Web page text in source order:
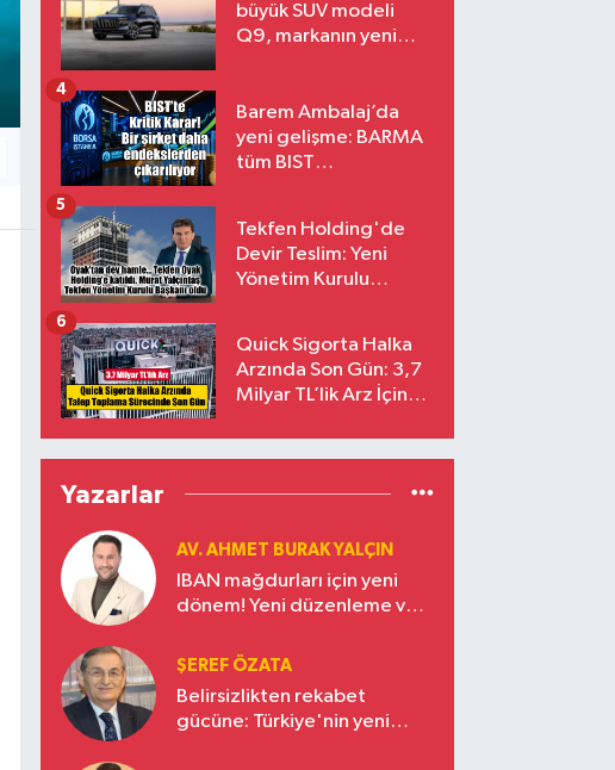
büyük SUV modeli
Q9, markanın yeni
Barem Ambalaj’da
yeni gelişme: BARMA
tüm BIST
4
Tekfen Holding'de
Devir Teslim: Yeni
Yönetim Kurulu
5
Quick Sigorta Halka
Arzında Son Gün: 3,7
Milyar TL’lik Arz İçin
Eriyor
6
Yazarlar
AV. AHMET BURAK YALÇIN
IBAN mağdurları için yeni
dönem! Yeni düzenleme ve
ŞEREF ÖZATA
Belirsizlikten rekabet
gücüne: Türkiye'nin yeni